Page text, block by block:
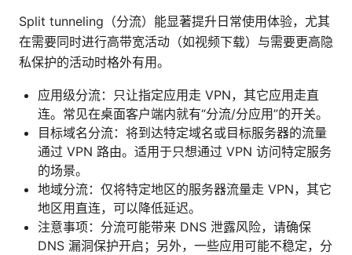
Split tunneling（分流）能显著提升日常使用体验，尤其
在需要同时进行高带宽活动（如视频下载）与需要更高隐
私保护的活动时格外有用。
应用级分流：只让指定应用走 VPN，其它应用走直
连。常见在桌面客户端内就有“分流/分应用”的开关。
目标域名分流：将到达特定域名或目标服务器的流量
通过 VPN 路由。适用于只想通过 VPN 访问特定服务
的场景。
地域分流：仅将特定地区的服务器流量走 VPN，其它
地区用直连，可以降低延迟。
注意事项：分流可能带来 DNS 泄露风险，请确保
DNS 漏洞保护开启；另外，一些应用可能不稳定，分